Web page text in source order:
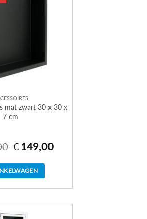
mat zwart 30 x 30 x
7 cm
Oorspronkelijke
prijs
€179,00.
€ 149,00Huidige
prijs